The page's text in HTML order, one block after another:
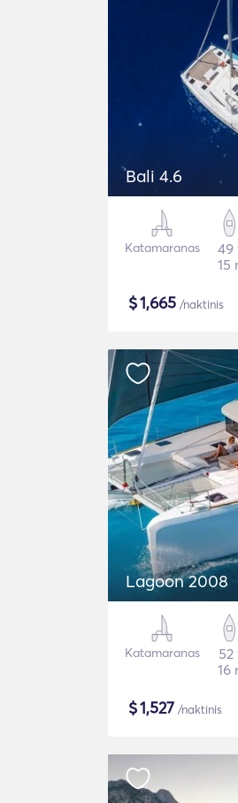
Bali 4.6
Katamaranas
49
15
$1,665 /naktinis
Lagoon 2008
Katamaranas
52
16
$1,527 /naktinis